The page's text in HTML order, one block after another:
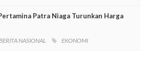
Patra Niaga Turunkan Harga
BERITA NASIONAL EKONOMI